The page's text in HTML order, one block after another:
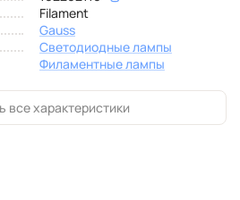
Filament
Gauss
Светодиодные лампы
Филаментные лампы
все характеристики